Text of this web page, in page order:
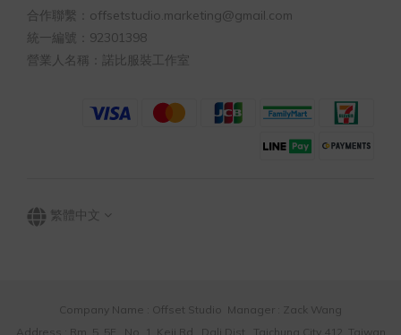
合作聯繫：offsetstudio.marketing@gmail.com
統一編號：92301398
營業人名稱：諾比服裝工作室
繁體中文
Company Name : Offset Studio Manager : Zack Wang
Address : Rm. 5, 5F., No. 1, Keji Rd., Dali Dist., Taichung City 412, Taiwan